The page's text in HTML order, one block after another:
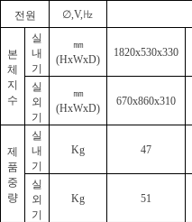
전원 ∅ ,V,㎐
본
체
지
수
실
내
기
㎜
(HxWxD)
1820x530x330
실
외
기
㎜
(HxWxD)
670x860x310
제
품
중
량
실
내
기
Kg 47
실
외
기
Kg 51